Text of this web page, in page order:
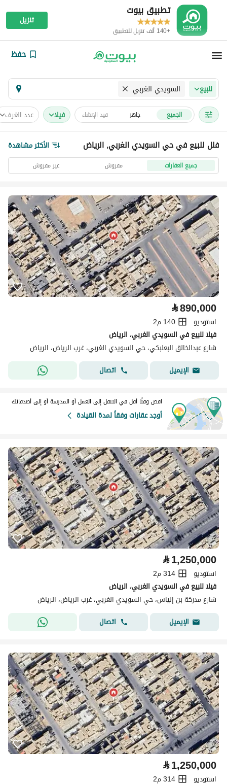
تطبيق بيوت
+140 ألف تنزيل للتطبيق
تنزيل
حفظ
للبيع السويدي الغربي
الجميع جاهز قيد الإنشاء فیلا عدد الغرف
فلل للبيع في حي السويدي الغربي, الرياض الأكثر مشاهدة
جميع العقارات مفروش غير مفروش
⃁890,000
استوديو
140 م2
فيلا للبيع في السويدي الغربي، الرياض
شارع عبدالخالق البعلبكي، حي السويدي الغربي، غرب الرياض، الرياض
الإيميل
اتصال
اقض وقتًا أقل في التنقل إلى العمل أو المدرسة أو إلى أصدقائك
أوجد عقارات وفقاً لمدة القيادة
⃁1,250,000
استوديو
314 م2
فيلا للبيع في السويدي الغربي، الرياض
شارع مدركة بن إلياس، حي السويدي الغربي، غرب الرياض، الرياض
الإيميل
اتصال
⃁1,250,000
استوديو
314 م2